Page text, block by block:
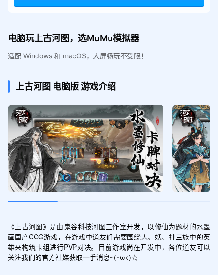
电脑玩上古河图，选MuMu模拟器
适配 Windows 和 macOS，大屏畅玩不受限！
上古河图 电脑版游戏介绍
《上古河图》是由鬼谷科技河图工作室开发，以修仙为题材的水墨
画国产CCG游戏，在游戏中道友们需要围绕人、妖、神三族中的英
雄来构筑卡组进行PVP对决。目前游戏尚在开发中，各位道友可以
关注我们的官方社媒获取一手消息~(･ω<)☆